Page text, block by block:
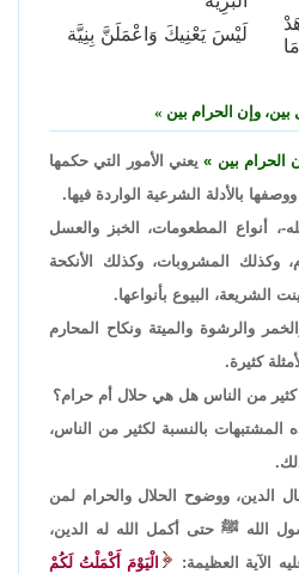
لَيْسَ يَعْنِيكَ وَاعْمَلَنَّ بِنِيَّة
بين، وإن الحرام بين
الحرام بين
يعني الأمور التي حكمها
بالأدلة الشرعية الواردة فيها.
، أنواع المطعومات، الخبز والعسل
وكذلك المشروبات، وكذلك الأنكحة
الشريعة، البيوع بأنواعها.
والرشوة والميتة ونكاح المحارم
كثيرة.
كثير من الناس هل هي حلال أم حرام؟
المشتبهات بالنسبة لكثير من الناس،
الدين، ووضوح الحلال والحرام لمن
الله ﷺ حتى أكمل الله له الدين،
الآية العظيمة:
الْيَوْمَ أَكْمَلْتُ لَكُمْ